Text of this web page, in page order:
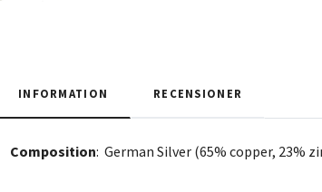
INFORMATION RECENSIONER
Composition: German Silver (65% copper, 23%